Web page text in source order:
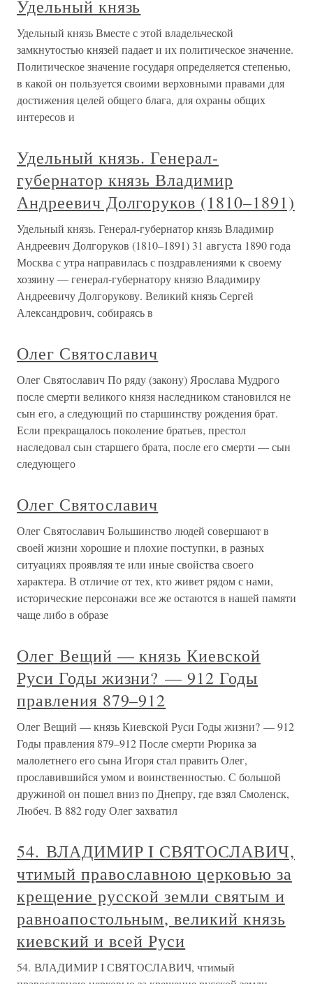
Удельный князь
Удельный князь Вместе с этой владельческой
замкнутостью князей падает и их политическое значение.
Политическое значение государя определяется степенью,
в какой он пользуется своими верховными правами для
достижения целей общего блага, для охраны общих
интересов и
Удельный князь. Генерал-
губернатор князь Владимир
Андреевич Долгоруков (1810–1891)
Удельный князь. Генерал-губернатор князь Владимир
Андреевич Долгоруков (1810–1891) 31 августа 1890 года
Москва с утра направилась с поздравлениями к своему
хозяину — генерал-губернатору князю Владимиру
Андреевичу Долгорукову. Великий князь Сергей
Александрович, собираясь в
Олег Святославич
Олег Святославич По ряду (закону) Ярослава Мудрого
после смерти великого князя наследником становился не
сын его, а следующий по старшинству рождения брат.
Если прекращалось поколение братьев, престол
наследовал сын старшего брата, после его смерти — сын
следующего
Олег Святославич
Олег Святославич Большинство людей совершают в
своей жизни хорошие и плохие поступки, в разных
ситуациях проявляя те или иные свойства своего
характера. В отличие от тех, кто живет рядом с нами,
исторические персонажи все же остаются в нашей памяти
чаще либо в образе
Олег Вещий — князь Киевской
Руси Годы жизни? — 912 Годы
правления 879–912
Олег Вещий — князь Киевской Руси Годы жизни? — 912
Годы правления 879–912 После смерти Рюрика за
малолетнего его сына Игоря стал править Олег,
прославившийся умом и воинственностью. С большой
дружиной он пошел вниз по Днепру, где взял Смоленск,
Любеч. В 882 году Олег захватил
54. ВЛАДИМИР I СВЯТОСЛАВИЧ,
чтимый православною церковью за
крещение русской земли святым и
равноапостольным, великий князь
киевский и всей Руси
54. ВЛАДИМИР I СВЯТОСЛАВИЧ, чтимый